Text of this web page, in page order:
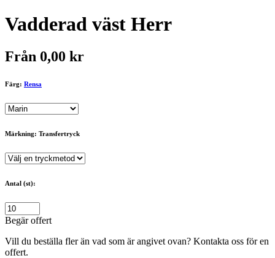
Vadderad väst Herr
Från 0,00 kr
Färg: Rensa
Märkning: Transfertryck
Antal (st):
Begär offert
Vill du beställa fler än vad som är angivet ovan? Kontakta oss för en
offert.